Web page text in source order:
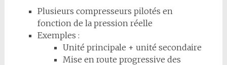
Plusieurs compresseurs pilotés en
fonction de la pression réelle
Exemples :
Unité principale + unité secondaire
Mise en route progressive des